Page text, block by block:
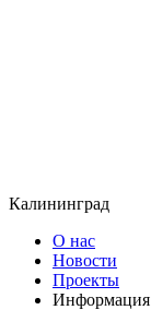
Калининград
О нас
Новости
Проекты
Информация